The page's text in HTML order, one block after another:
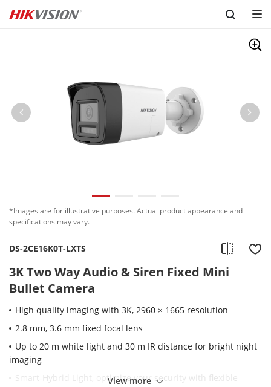
Skip to content
*Images are for illustrative purposes. Actual product appearance and
specifications may vary.
DS-2CE16K0T-LXTS
3K Two Way Audio & Siren Fixed Mini
Bullet Camera
High quality imaging with 3K, 2960 × 1665 resolution
2.8 mm, 3.6 mm fixed focal lens
Up to 20 m white light and 30 m IR distance for bright night
imaging
Smart-Hybrid Light, optimize your security with flexible
View more